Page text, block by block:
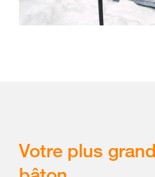
Votre plus